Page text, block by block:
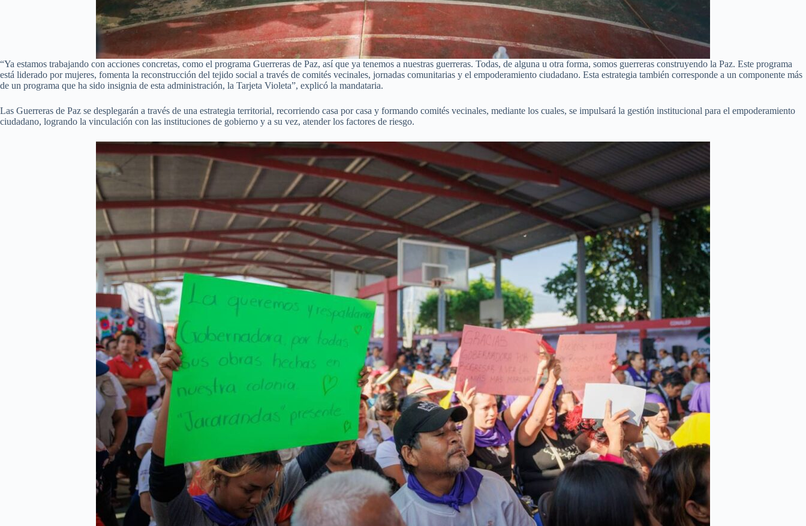
“Ya estamos trabajando con acciones concretas, como el programa Guerreras de Paz, así que ya tenemos a nuestras guerreras. Todas, de alguna u otra forma, somos guerreras construyendo la Paz. Este programa
está liderado por mujeres, fomenta la reconstrucción del tejido social a través de comités vecinales, jornadas comunitarias y el empoderamiento ciudadano. Esta estrategia también corresponde a un componente más
de un programa que ha sido insignia de esta administración, la Tarjeta Violeta”, explicó la mandataria.
Las Guerreras de Paz se desplegarán a través de una estrategia territorial, recorriendo casa por casa y formando comités vecinales, mediante los cuales, se impulsará la gestión institucional para el empoderamiento
ciudadano, logrando la vinculación con las instituciones de gobierno y a su vez, atender los factores de riesgo.